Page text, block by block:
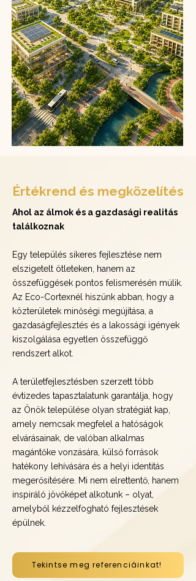
Értékrend és megközelítés
Ahol az álmok és a gazdasági realitás
találkoznak
Egy település sikeres fejlesztése nem
elszigetelt ötleteken, hanem az
összefüggések pontos felismerésén múlik.
Az Eco-Cortexnél hiszünk abban, hogy a
közterületek minőségi megújítása, a
gazdaságfejlesztés és a lakossági igények
kiszolgálása egyetlen összefüggő
rendszert alkot.
A területfejlesztésben szerzett több
évtizedes tapasztalatunk garantálja, hogy
az Önök települése olyan stratégiát kap,
amely nemcsak megfelel a hatóságok
elvárásainak, de valóban alkalmas
magántőke vonzására, külső források
hatékony lehívására és a helyi identitás
megerősítésére. Mi nem elrettentő, hanem
inspiráló jövőképet alkotunk – olyat,
amelyből kézzelfogható fejlesztések
épülnek.
Tekintse meg referenciáinkat!